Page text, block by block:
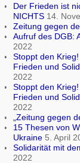
Der Frieden ist
NICHTS 14.
Zeitung gegen
Aufruf des DGB:
2022
Stoppt den Krieg!
Frieden und
2022
Stoppt den Krieg!
Frieden und
2022
„Zeitung gegen
15 Thesen von
Ukraine 5. April
Solidarität mit
2022